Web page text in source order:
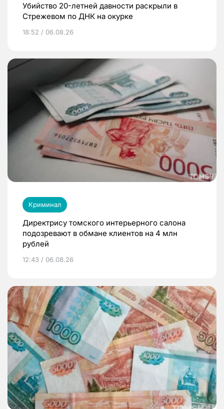
Убийство 20-летней давности раскрыли в
Стрежевом по ДНК на окурке
18:52 / 06.08.26
Криминал
Директрису томского интерьерного салона
подозревают в обмане клиентов на 4 млн
рублей
12:43 / 06.08.26